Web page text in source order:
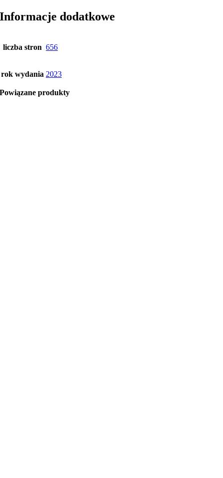
Informacje dodatkowe
liczba stron 656
rok wydania 2023
Powiązane produkty